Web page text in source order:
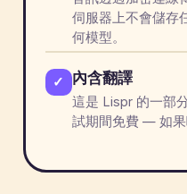
伺服器上不會儲存
何模型。
✓ 內含翻譯
這是 Lispr 的一部
試期間免費 — 如果